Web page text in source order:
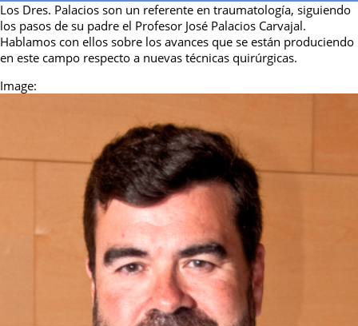
Los Dres. Palacios son un referente en traumatología, siguiendo
los pasos de su padre el Profesor José Palacios Carvajal.
Hablamos con ellos sobre los avances que se están produciendo
en este campo respecto a nuevas técnicas quirúrgicas.
Image: